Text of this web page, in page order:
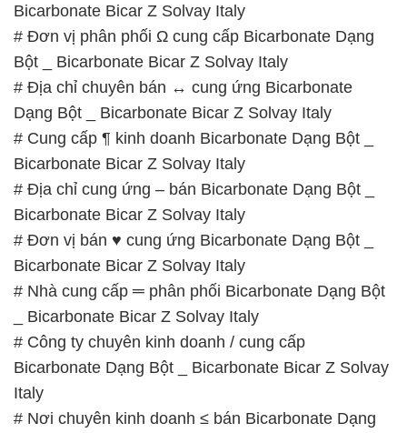
Bicarbonate Bicar Z Solvay Italy
# Đơn vị phân phối Ω cung cấp Bicarbonate Dạng
Bột _ Bicarbonate Bicar Z Solvay Italy
# Địa chỉ chuyên bán ↔ cung ứng Bicarbonate
Dạng Bột _ Bicarbonate Bicar Z Solvay Italy
# Cung cấp ¶ kinh doanh Bicarbonate Dạng Bột _
Bicarbonate Bicar Z Solvay Italy
# Địa chỉ cung ứng – bán Bicarbonate Dạng Bột _
Bicarbonate Bicar Z Solvay Italy
# Đơn vị bán ♥ cung ứng Bicarbonate Dạng Bột _
Bicarbonate Bicar Z Solvay Italy
# Nhà cung cấp ═ phân phối Bicarbonate Dạng Bột
_ Bicarbonate Bicar Z Solvay Italy
# Công ty chuyên kinh doanh / cung cấp
Bicarbonate Dạng Bột _ Bicarbonate Bicar Z Solvay
Italy
# Nơi chuyên kinh doanh ≤ bán Bicarbonate Dạng